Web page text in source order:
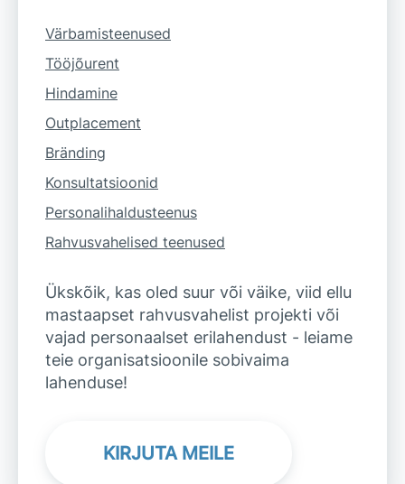
Värbamisteenused
Tööjõurent
Hindamine
Outplacement
Bränding
Konsultatsioonid
Personalihaldusteenus
Rahvusvahelised teenused
Ükskõik, kas oled suur või väike, viid ellu
mastaapset rahvusvahelist projekti või
vajad personaalset erilahendust - leiame
teie organisatsioonile sobivaima
lahenduse!
KIRJUTA MEILE